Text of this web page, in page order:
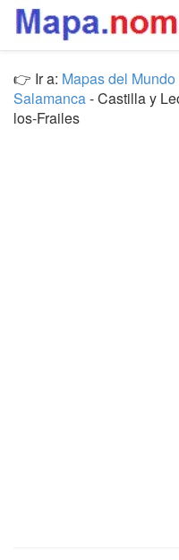
👉 Ir a: Mapas del Mundo
Salamanca- Castilla y
los-Frailes